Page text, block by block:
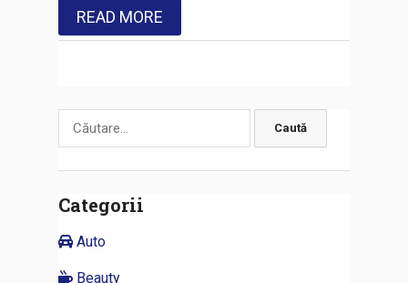
READ MORE
Caută
după:
Categorii
Auto
Beauty